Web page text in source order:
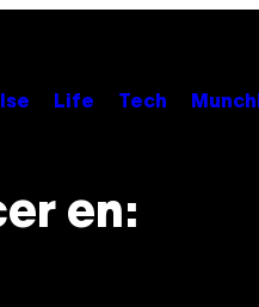
Life Tech
en: